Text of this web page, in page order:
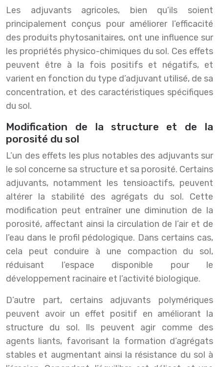
Les adjuvants agricoles, bien qu’ils soient
principalement conçus pour améliorer l’efficacité
des produits phytosanitaires, ont une influence sur
les propriétés physico-chimiques du sol. Ces effets
peuvent être à la fois positifs et négatifs, et
varient en fonction du type d’adjuvant utilisé, de sa
concentration, et des caractéristiques spécifiques
du sol.
Modification de la structure et de la
porosité du sol
L’un des effets les plus notables des adjuvants sur
le sol concerne sa structure et sa porosité. Certains
adjuvants, notamment les tensioactifs, peuvent
altérer la stabilité des agrégats du sol. Cette
modification peut entraîner une diminution de la
porosité, affectant ainsi la circulation de l’air et de
l’eau dans le profil pédologique. Dans certains cas,
cela peut conduire à une compaction du sol,
réduisant l’espace disponible pour le
développement racinaire et l’activité biologique.
D’autre part, certains adjuvants polymériques
peuvent avoir un effet positif en améliorant la
structure du sol. Ils peuvent agir comme des
agents liants, favorisant la formation d’agrégats
stables et augmentant ainsi la résistance du sol à